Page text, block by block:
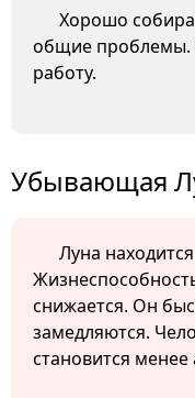
Хорошо
общие проблемы.
работу.
Убывающая
Луна
снижается. Он
замедляются.
становится